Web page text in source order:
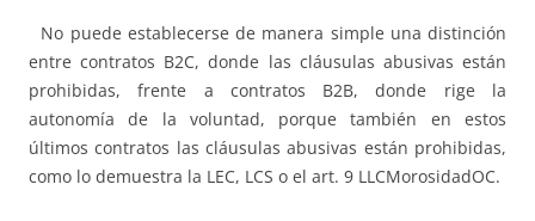
No puede establecerse de manera simple una distinción
entre contratos B2C, donde las cláusulas abusivas están
prohibidas, frente a contratos B2B, donde rige la
autonomía de la voluntad, porque también en estos
últimos contratos las cláusulas abusivas están prohibidas,
como lo demuestra la LEC, LCS o el art. 9 LLCMorosidadOC.